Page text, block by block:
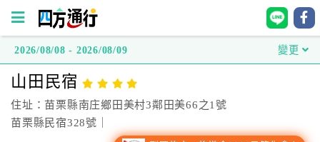
方
通
行
2026/08/08 - 2026/08/09 變更
山田民宿
住址：苗栗縣南庄鄉田美村3鄰田美66之1號
苗栗縣民宿328號｜